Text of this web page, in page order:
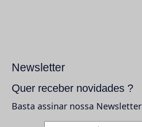
Newsletter
Quer receber novidades ?
Basta assinar nossa Newsletter